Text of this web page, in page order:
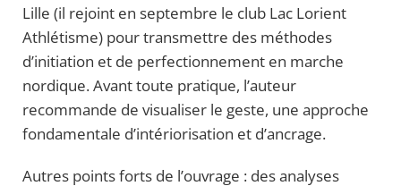
Lille (il rejoint en septembre le club Lac Lorient
Athlétisme) pour transmettre des méthodes
d’initiation et de perfectionnement en marche
nordique. Avant toute pratique, l’auteur
recommande de visualiser le geste, une approche
fondamentale d’intériorisation et d’ancrage.
Autres points forts de l’ouvrage : des analyses